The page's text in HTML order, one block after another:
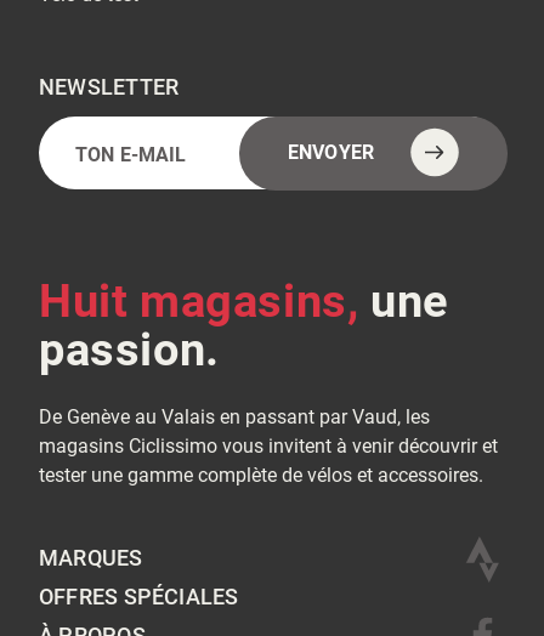
NEWSLETTER
E-
mail
(Nécessaire)
ENVOYER
Alternative:
Huit magasins, une
passion.
De Genève au Valais en passant par Vaud, les
magasins Ciclissimo vous invitent à venir découvrir et
tester une gamme complète de vélos et accessoires.
MARQUES
OFFRES SPÉCIALES